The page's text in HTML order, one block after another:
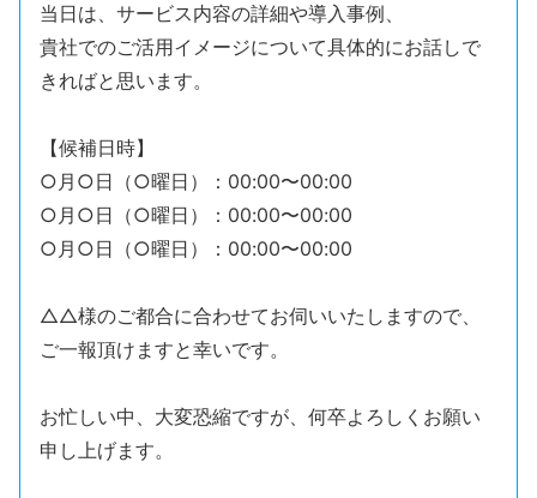
当日は、サービス内容の詳細や導入事例、
貴社でのご活用イメージについて具体的にお話しで
きればと思います。
【候補日時】
○月○日（○曜日）：00:00〜00:00
○月○日（○曜日）：00:00〜00:00
○月○日（○曜日）：00:00〜00:00
△△様のご都合に合わせてお伺いいたしますので、
ご一報頂けますと幸いです。
お忙しい中、大変恐縮ですが、何卒よろしくお願い
申し上げます。